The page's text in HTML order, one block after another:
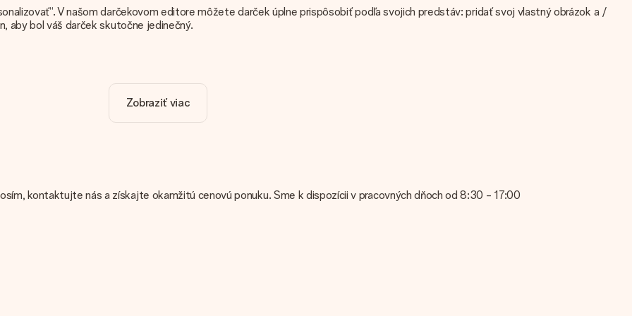
V našom darčekovom editore môžete darček úplne prispôsobiť podľa svojich predstáv: pridať svoj vlastný obrázok a /
aby bol váš darček skutočne jedinečný.
je dôležité používať vysokokvalitné fotografie. Ak si nie ste istí kvalitou obrázka, kontaktujte náš tím služieb zákazníkom a priložte
potom môžu skontrolovať kvalitu za vás!
alebo máte obrázok iného formátu, ktorý by ste chceli použiť? Obráťte sa na náš zákaznícky servis. Sú radi, že vám pomôžu,
darčekovú kartu do svojho darčeka. Na túto kartu môžete vložiť osobnú správu, takže príjemca bude presne vedieť, komu
váš darček. Dary dodávame v slávnostnom balení. To znamená, že váš dar je pripravený na doručenie alebo že ho môžete
Zobraziť viac
kontaktujte nás a získajte okamžitú cenovú ponuku. Sme k dispozícii v pracovných dňoch od 8:30 - 17:00